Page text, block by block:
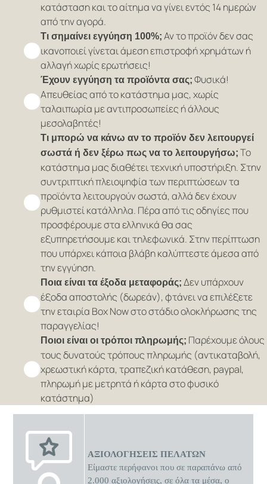
κατάσταση και το αίτημα να γίνει εντός 14 ημερών
από την αγορά.
Τι σημαίνει εγγύηση 100%; Αν το προϊόν δεν σας
ικανοποιεί γίνεται άμεση επιστροφή χρημάτων ή
αλλαγή χωρίς ερωτήσεις!
Έχουν εγγύηση τα προϊόντα σας; Φυσικά!
Απευθείας από το κατάστημα μας, χωρίς
ταλαιπωρία με αντιπροσωπείες ή άλλους
μεσολαβητές!
Τι μπορώ να κάνω αν το προϊόν δεν λειτουργεί
σωστά ή δεν ξέρω πως να το λειτουργήσω; Το
κατάστημα μας διαθέτει τεχνική υποστήριξη. Στην
συντριπτική πλειοψηφία των περιπτώσεων τα
προϊόντα λειτουργούν σωστά, αλλά δεν έχουν
ρυθμιστεί κατάλληλα. Πέρα από τις οδηγίες που
προσφέρουμε στα ελληνικά θα σας
εξυπηρετήσουμε και τηλεφωνικά. Στην περίπτωση
που υπάρχει κάποια βλάβη καλύπτεστε άμεσα από
την εγγύηση.
Ποια είναι τα έξοδα μεταφοράς; Δεν υπάρχουν
έξοδα αποστολής (δωρεάν), φτάνει να επιλέξετε
την εταιρία Box Now στο στάδιο ολοκλήρωσης της
παραγγελίας!
Ποιοι είναι οι τρόποι πληρωμής; Παρέχουμε όλους
τους δυνατούς τρόπους πληρωμής (αντικαταβολή,
χρεωστική κάρτα, τραπεζική κατάθεση, paypal,
πληρωμή με μετρητά ή κάρτα στο φυσικό
κατάστημα)
ΑΞΙΟΛΟΓΗΣΕΙΣ ΠΕΛΑΤΩΝ
Είμαστε περήφανοι που σε παραπάνω από
2.000 αξιολογήσεις, σε όλα τα μέσα, ο